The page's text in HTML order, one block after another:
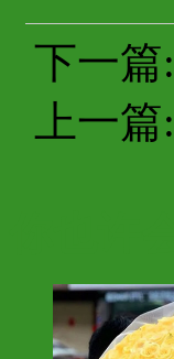
下一篇:
上一篇: